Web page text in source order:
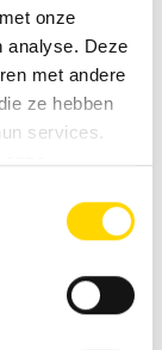
onze
analyse. Deze
met andere
ze hebben
services.
onze